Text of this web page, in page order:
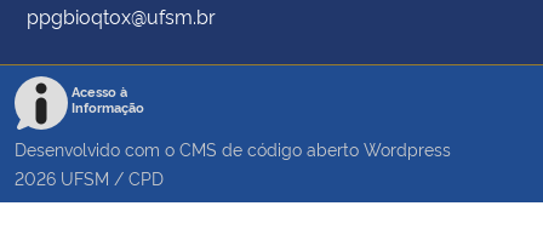
ppgbioqtox@ufsm.br
Acesso à
Informação
Desenvolvido com o CMS de código aberto Wordpress
2026 UFSM / CPD